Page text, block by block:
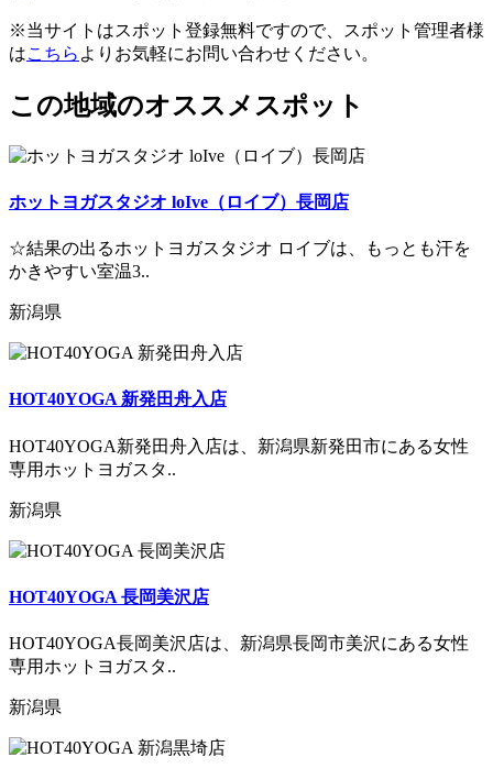
※当サイトはスポット登録無料ですので、スポット管理者様
はこちら よりお気軽にお問い合わせください。
この地域のオススメスポット
ホットヨガスタジオ loIve（ロイブ）長岡店
☆結果の出るホットヨガスタジオ ロイブは、もっとも汗を
かきやすい室温3..
新潟県
HOT40YOGA 新発田舟入店
HOT40YOGA新発田舟入店は、新潟県新発田市にある女性
専用ホットヨガスタ..
新潟県
HOT40YOGA 長岡美沢店
HOT40YOGA長岡美沢店は、新潟県長岡市美沢にある女性
専用ホットヨガスタ..
新潟県